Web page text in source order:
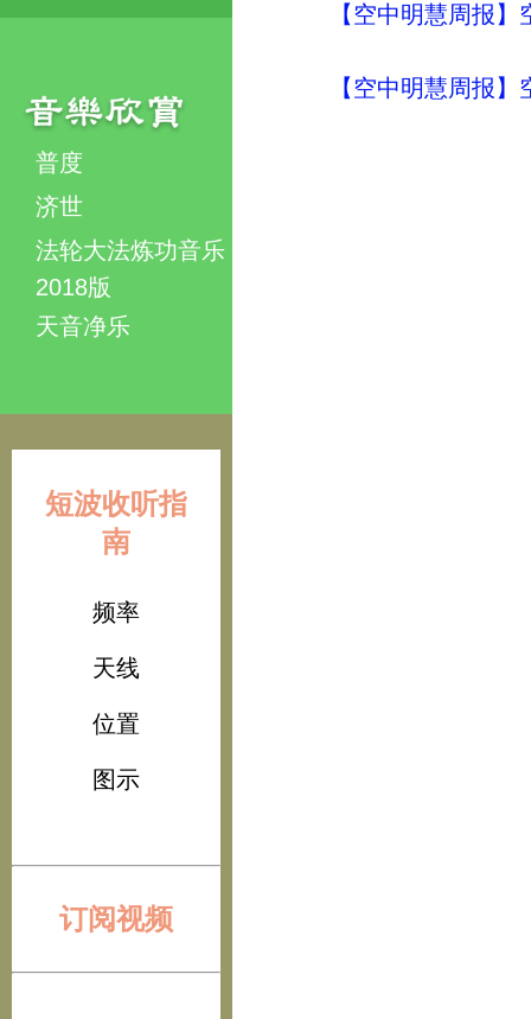
普度
济世
法轮大法炼功音乐
2018版
天音净乐
短波收听指
南
频率
天线
位置
图示
订阅视频
【空中明慧周报
【空中明慧周报